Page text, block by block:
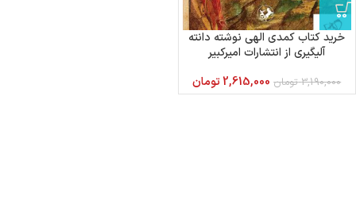
خرید کتاب کمدی الهی نوشته دانته
آلیگیری از انتشارات امیرکبیر
3,190,000 تومان 2,615,000تومان